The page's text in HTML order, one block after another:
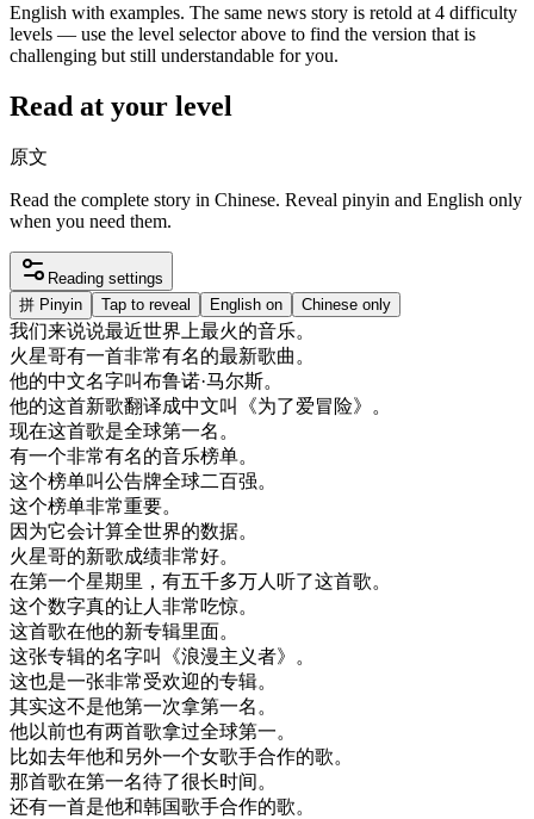
English with examples. The same news story is retold at 4 difficulty
levels — use the level selector above to find the version that is
challenging but still understandable for you.
Read at your level
原文
Read the complete story in Chinese. Reveal pinyin and English only
when you need them.
Reading settings
拼 Pinyin Tap to reveal English on Chinese only
我们来说说最近世界上最火的音乐。
火星哥有一首非常有名的最新歌曲。
他的中文名字叫布鲁诺·马尔斯。
他的这首新歌翻译成中文叫 《为了爱冒险》 。
现在这首歌是全球第一名。
有一个非常有名的音乐榜单。
这个榜单叫公告牌全球二百强。
这个榜单非常重要。
因为它会计算全世界的数据。
火星哥的新歌成绩非常好。
在第一个星期里 ， 有五千多万人听了这首歌。
这个数字真的让人非常吃惊。
这首歌在他的新专辑里面。
这张专辑的名字叫 《浪漫主义者》 。
这也是一张非常受欢迎的专辑。
其实这不是他第一次拿第一名。
他以前也有两首歌拿过全球第一。
比如去年他和另外一个女歌手合作的歌。
那首歌在第一名待了很长时间。
还有一首是他和韩国歌手合作的歌。